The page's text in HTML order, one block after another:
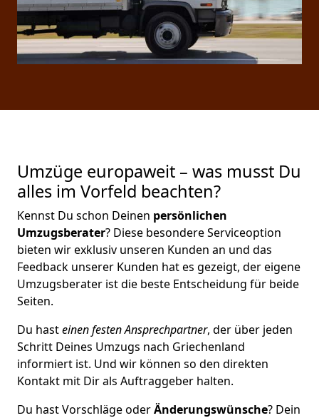
Umzüge europaweit – was musst Du
alles im Vorfeld beachten?
Kennst Du schon Deinen persönlichen
Umzugsberater? Diese besondere Serviceoption
bieten wir exklusiv unseren Kunden an und das
Feedback unserer Kunden hat es gezeigt, der eigene
Umzugsberater ist die beste Entscheidung für beide
Seiten.
Du hasteinen festen Ansprechpartner, der über jeden
Schritt Deines Umzugs nach Griechenland
informiert ist. Und wir können so den direkten
Kontakt mit Dir als Auftraggeber halten.
Du hast Vorschläge oderÄnderungswünsche? Dein